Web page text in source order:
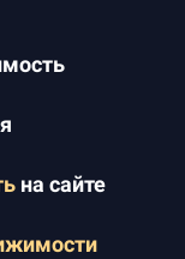
на сайте